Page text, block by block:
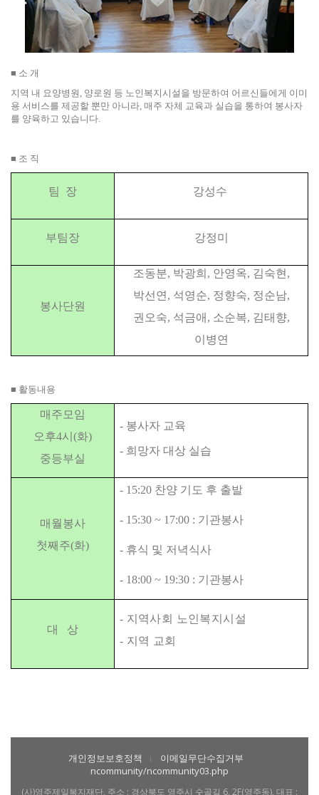
■ 소 개
지역 내 요양병원, 양로원 등 노인복지시설을 방문하여 어르신들에게 이미
용 서비스를 제공할 뿐만 아니라, 매주 자체 교육과 실습을 통하여 봉사자
를 양육하고 있습니다.
■ 조 직
팀 장 강성수
부팀장 강정미
봉사단원
조동분, 박광희, 안영옥, 김숙현,
박선연, 석영순, 정향숙, 정순남,
권오숙, 석금애, 소순복, 김태향,
이병연
■ 활동내용
매주 모임
오후4시(화)
중등부실
- 봉사자 교육
- 희망자 대상 실습
매월봉사
첫째주(화)
- 15:20 찬양 기도 후 출발
- 15:30 ~ 17:00 : 기관봉사
- 휴식 및 저녁식사
- 18:00 ~ 19:30 : 기관봉사
대 상
- 지역사회 노인복지시설
- 지역 교회
개인정보보호정책 l
이메일무단수집거부
ncommunity/ncommunity03.php
(사)영주제일복지재단, 주소 : 경상북도 영주시 숫골길 6, 2F(영주동), 대표 :